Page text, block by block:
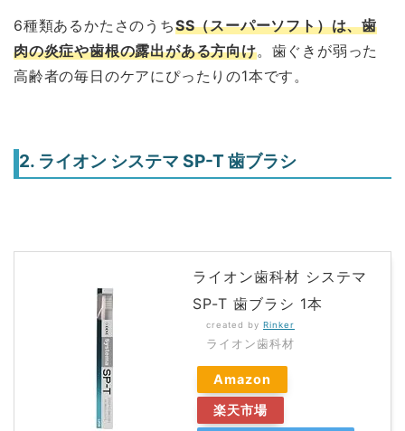
6種類あるかたさのうちSS（スーパーソフト）は、歯
肉の炎症や歯根の露出がある方向け。歯ぐきが弱った
高齢者の毎日のケアにぴったりの1本です。
2. ライオン システマ SP-T 歯ブラシ
ライオン歯科材 システマ
SP-T 歯ブラシ 1本
created by Rinker
ライオン歯科材
Amazon
楽天市場